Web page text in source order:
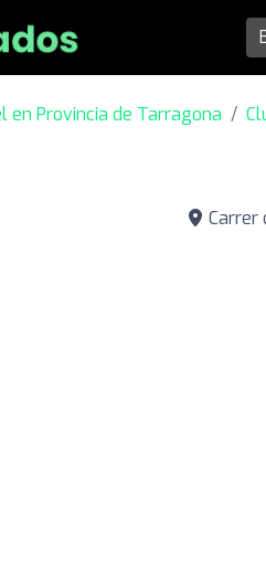
en Provincia de Tarragona
Carrer